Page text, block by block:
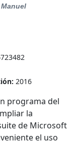
2016
programa del
la
de Microsoft
el uso